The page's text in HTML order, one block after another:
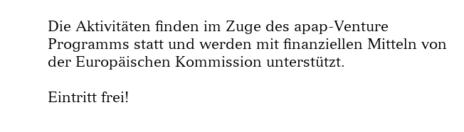
Die Aktivitäten finden im Zuge des apap-Venture
Programms statt und werden mit finanziellen Mitteln von
der Europäischen Kommission unterstützt.
Eintritt frei!